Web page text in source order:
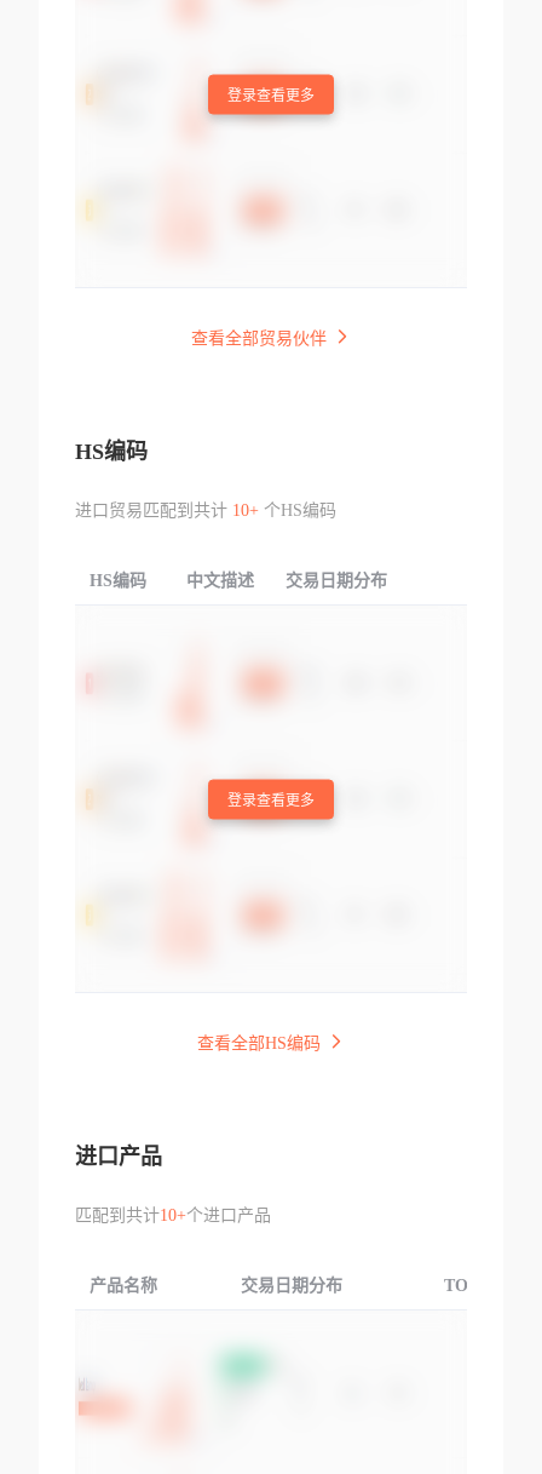
登录查看更多
查看全部贸易伙伴
HS编码
进口贸易匹配到共计 10+个HS编码
HS编码 中文描述 交易日期分布
登录查看更多
查看全部HS编码
进口产品
匹配到共计10+个进口产品
产品名称 交易日期分布 TOP3交易国